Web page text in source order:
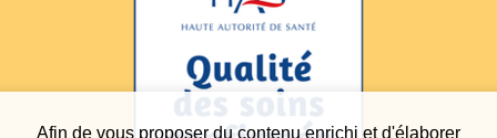
Afin de vous proposer du contenu enrichi et d'élaborer